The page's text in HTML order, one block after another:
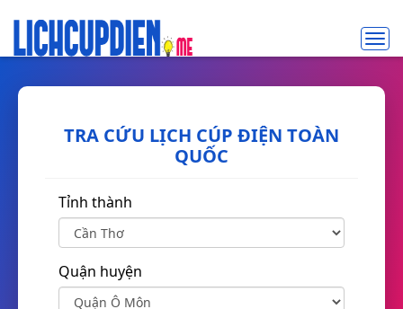
TRA CỨU LỊCH CÚP ĐIỆN TOÀN
QUỐC
Tỉnh thành
Quận huyện